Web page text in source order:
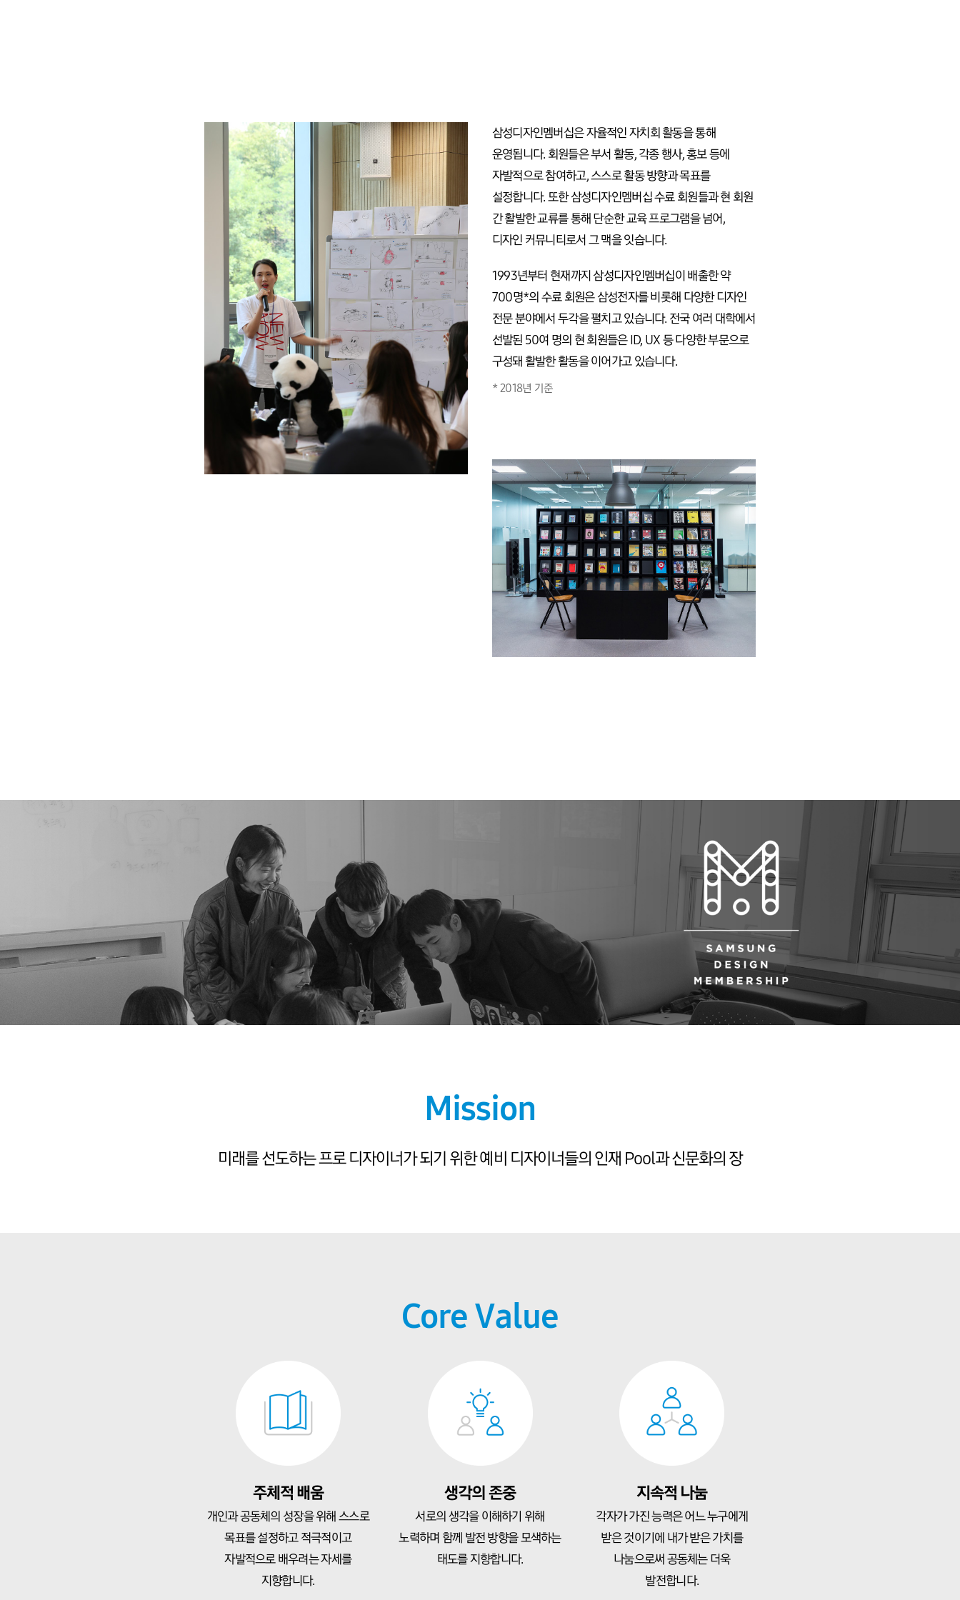
삼성디자인멤버십은 자율적인 자치회 활동을 통해
운영됩니다. 회원들은 부서 활동, 각종 행사, 홍보 등에
자발적으로 참여하고, 스스로 활동 방향과 목표를
설정합니다. 또한 삼성디자인멤버십 수료 회원들과 현 회원
간 활발한 교류를 통해 단순한 교육 프로그램을 넘어,
디자인 커뮤니티로서 그 맥을 잇습니다.
1993년부터 현재까지 삼성디자인멤버십이 배출한 약
700명*의 수료 회원은 삼성전자를 비롯해 다양한 디자인
전문 분야에서 두각을 펼치고 있습니다. 전국 여러 대학에서
선발된 50여 명의 현 회원들은 ID, UX 등 다양한 부문으로
구성돼 활발한 활동을 이어가고 있습니다.
2018년 기준
Mission
미래를 선도하는 프로 디자이너가 되기 위한 예비 디자이너들의 인재 Pool과 신문화의 장
Core Value
주체적 배움
개인과 공동체의 성장을 위해 스스로
목표를 설정하고 적극적이고
자발적으로 배우려는 자세를
지향합니다.
생각의 존중
서로의 생각을 이해하기 위해
노력하며 함께 발전 방향을 모색하는
태도를 지향합니다.
지속적 나눔
각자가 가진 능력은 어느 누구에게
받은 것이기에 내가 받은 가치를
나눔으로써 공동체는 더욱
발전합니다.